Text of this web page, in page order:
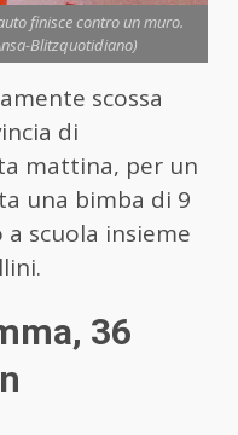
finisce contro un muro.
Blitzquotidiano)
scossa
di
mattina, per un
una bimba di 9
scuola insieme
36